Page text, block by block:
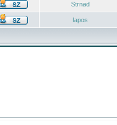
Strnad
lapos